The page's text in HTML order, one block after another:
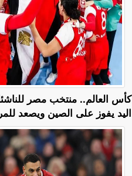
كأس العالم.. منتخب مصر
اليد يفوز على الصين ويصعد